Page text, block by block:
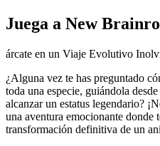
Juega a New
árcate en un Viaje Evolutivo
¿Alguna vez te has preguntado
toda una especie, guiándola
alcanzar un estatus legendario?
una aventura emocionante donde
transformación definitiva de un